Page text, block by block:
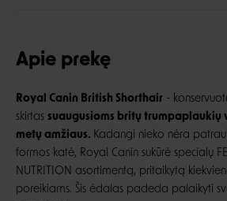
Apie prekę
Royal Canin British Shorthair -
skirtas suaugusioms britų trumpaplaukių
metų amžiaus. Kadangi nieko nėra
formos katė, Royal Canin sukūrė specialų
NUTRITION asortimentą, pritaikytą
poreikiams. Šis ėdalas padeda palaikyti